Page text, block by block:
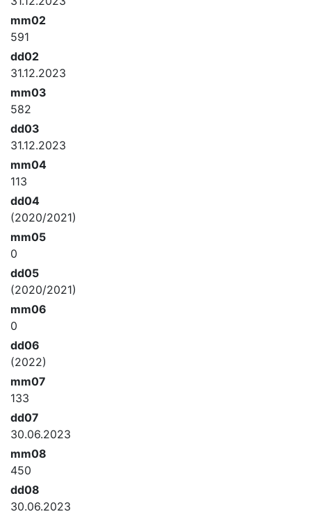
mm02
591
dd02
31.12.2023
mm03
582
dd03
31.12.2023
mm04
113
dd04
(2020/2021)
mm05
0
dd05
(2020/2021)
mm06
0
dd06
(2022)
mm07
133
dd07
30.06.2023
mm08
450
dd08
30.06.2023